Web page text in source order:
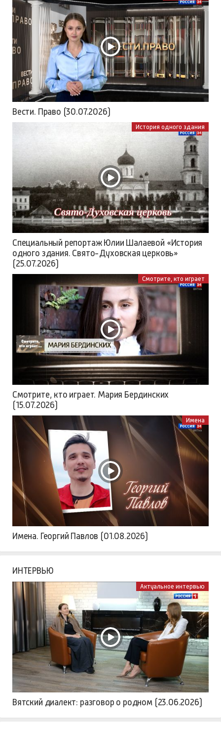
Вести. Право (30.07.2026)
История одного здания
Специальный репортаж Юлии Шалаевой «История
одного здания. Свято-Духовская церковь»
(25.07.2026)
Смотрите, кто играет
Смотрите, кто играет. Мария Бердинских
(15.07.2026)
Имена
Имена. Георгий Павлов (01.08.2026)
ИНТЕРВЬЮ
Актуальное интервью
Вятский диалект: разговор о родном (23.06.2026)